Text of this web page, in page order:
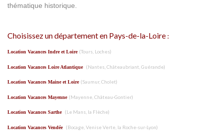
thématique historique.
Choisissez un département en Pays-de-la-Loire :
Location Vacances Indre et Loire (Tours, Loches)
Location Vacances Loire Atlantique (Nantes, Châteaubriant, Guérande)
Location Vacances Maine et Loire (Saumur, Cholet)
Location Vacances Mayenne (Mayenne, Château-Gontier)
Location Vacances Sarthe (Le Mans, la Flèche)
Location Vacances Vendée (Bocage, Venise Verte, la Roche-sur-Lyon)